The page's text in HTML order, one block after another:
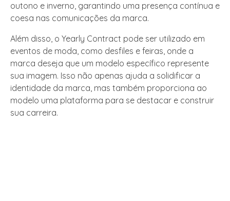
outono e inverno, garantindo uma presença contínua e
coesa nas comunicações da marca.
Além disso, o Yearly Contract pode ser utilizado em
eventos de moda, como desfiles e feiras, onde a
marca deseja que um modelo específico represente
sua imagem. Isso não apenas ajuda a solidificar a
identidade da marca, mas também proporciona ao
modelo uma plataforma para se destacar e construir
sua carreira.